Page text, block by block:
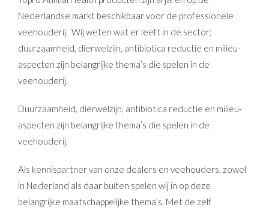
Nederlandse markt beschikbaar voor de professionele
veehouderij. Wij weten wat er leeft in de sector;
duurzaamheid, dierwelzijn, antibiotica reductie en milieu-
aspecten zijn belangrijke thema’s die spelen in de
veehouderij.
Duurzaamheid, dierwelzijn, antibiotica reductie en milieu-
aspecten zijn belangrijke thema’s die spelen in de
veehouderij.
Als kennispartner van onze dealers en veehouders, zowel
in Nederland als daar buiten spelen wij in op deze
belangrijke maatschappelijke thema’s. Met de zelf